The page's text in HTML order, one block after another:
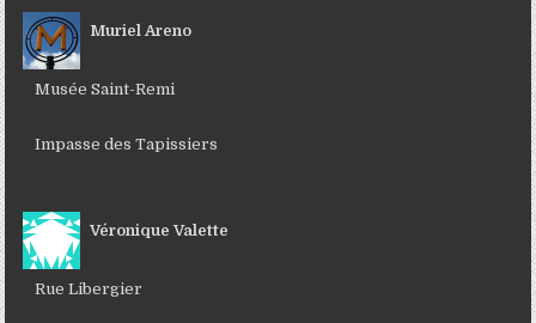
Muriel Areno
Musée Saint-Remi
Impasse des Tapissiers
Véronique Valette
Rue Libergier